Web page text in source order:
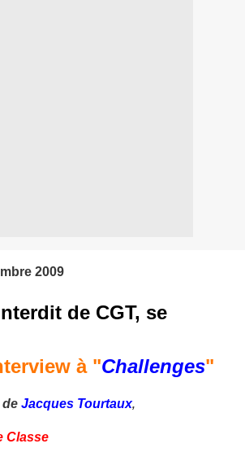
2009
de CGT, se
à "Challenges"
de Jacques Tourtaux,
Classe